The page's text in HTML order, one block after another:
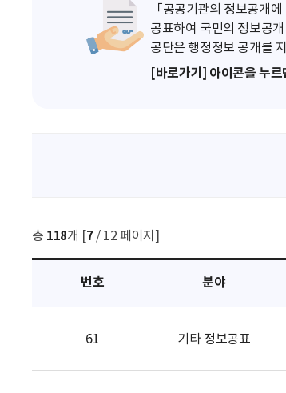
「공공기관의 정보공개
공표하여 국민의 정보공
공단은 행정정보 공개를
[바로가기] 아이콘을 누
총 118개 [7/ 12 페이지]
번호 분야
61 기타 정보공표